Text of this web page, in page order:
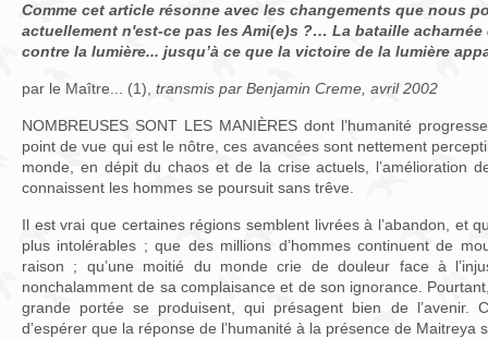
Comme cet article résonne avec les changements que nous
actuellement n'est-ce pas les Ami(e)s ?… La bataille
contre la lumière... jusqu’à ce que la victoire de la lumière
par le Maître... (1), transmis par Benjamin Creme, avril 2002
NOMBREUSES SONT LES MANIÈRES dont l’humanité
point de vue qui est le nôtre, ces avancées sont nettement
monde, en dépit du chaos et de la crise actuels, l’amélioration
connaissent les hommes se poursuit sans trêve.
Il est vrai que certaines régions semblent livrées à l’abandon, et
plus intolérables ; que des millions d’hommes continuent de
raison ; qu’une moitié du monde crie de douleur face à
nonchalamment de sa complaisance et de son ignorance.
grande portée se produisent, qui présagent bien de l’avenir.
d’espérer que la réponse de l’humanité à la présence de Maitreya